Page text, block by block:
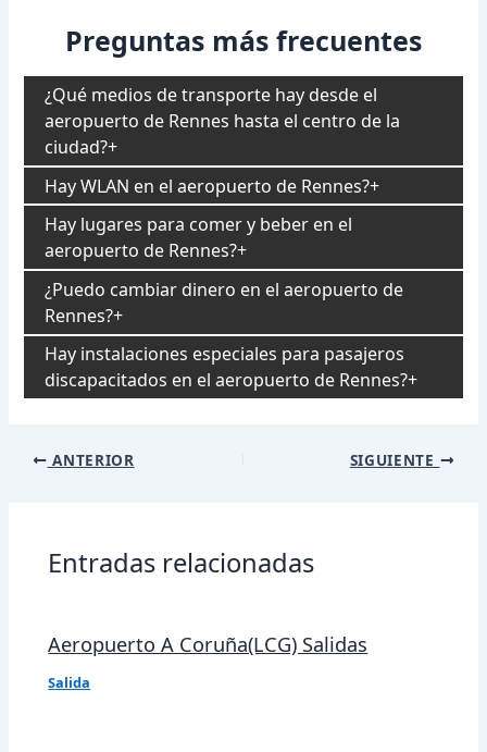
Preguntas más frecuentes
¿Qué medios de transporte hay desde el
aeropuerto de Rennes hasta el centro de la
ciudad?
Hay WLAN en el aeropuerto de Rennes?
Hay lugares para comer y beber en el
aeropuerto de Rennes?
¿Puedo cambiar dinero en el aeropuerto de
Rennes?
Hay instalaciones especiales para pasajeros
discapacitados en el aeropuerto de Rennes?
Navegación
ANTERIOR SIGUIENTE
Entradas relacionadas
Aeropuerto A Coruña(LCG) Salidas
Salida